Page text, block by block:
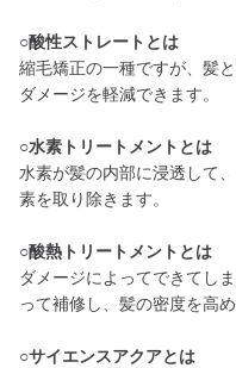
○酸性ストレートとは
縮毛矯正の一種ですが、髪
ダメージを軽減できます。
○水素トリートメントとは
水素が髪の内部に浸透して
素を取り除きます。
○酸熱トリートメントとは
ダメージによってできてし
って補修し、髪の密度を高め
○サイエンスアクアとは